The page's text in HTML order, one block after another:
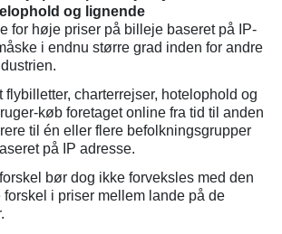
og lignende
for høje priser på billeje baseret på IP-
i endnu større grad inden for andre
flybilletter, charterrejser, hotelophold og
køb foretaget online fra tid til anden
til én eller flere befolkningsgrupper
på IP adresse.
bør dog ikke forveksles med den
i priser mellem lande på de